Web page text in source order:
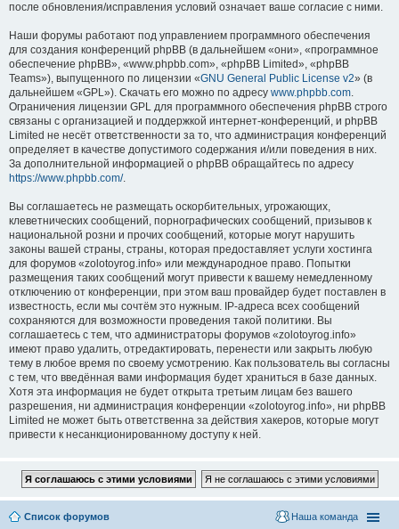
после обновления/исправления условий означает ваше согласие с ними.
Наши форумы работают под управлением программного обеспечения
для создания конференций phpBB (в дальнейшем «они», «программное
обеспечение phpBB», «www.phpbb.com», «phpBB Limited», «phpBB
Teams»), выпущенного по лицензии «GNU General Public License v2» (в
дальнейшем «GPL»). Скачать его можно по адресу www.phpbb.com.
Ограничения лицензии GPL для программного обеспечения phpBB строго
связаны с организацией и поддержкой интернет-конференций, и phpBB
Limited не несёт ответственности за то, что администрация конференций
определяет в качестве допустимого содержания и/или поведения в них.
За дополнительной информацией о phpBB обращайтесь по адресу
https://www.phpbb.com/.
Вы соглашаетесь не размещать оскорбительных, угрожающих,
клеветнических сообщений, порнографических сообщений, призывов к
национальной розни и прочих сообщений, которые могут нарушить
законы вашей страны, страны, которая предоставляет услуги хостинга
для форумов «zolotoyrog.info» или международное право. Попытки
размещения таких сообщений могут привести к вашему немедленному
отключению от конференции, при этом ваш провайдер будет поставлен в
известность, если мы сочтём это нужным. IP-адреса всех сообщений
сохраняются для возможности проведения такой политики. Вы
соглашаетесь с тем, что администраторы форумов «zolotoyrog.info»
имеют право удалить, отредактировать, перенести или закрыть любую
тему в любое время по своему усмотрению. Как пользователь вы согласны
с тем, что введённая вами информация будет храниться в базе данных.
Хотя эта информация не будет открыта третьим лицам без вашего
разрешения, ни администрация конференции «zolotoyrog.info», ни phpBB
Limited не может быть ответственна за действия хакеров, которые могут
привести к несанкционированному доступу к ней.
Список форумов Наша команда